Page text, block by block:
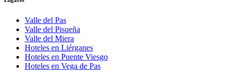
Valle del Pas
Valle del Pisueña
Valle del Miera
Hoteles en Liérganes
Hoteles en Puente Viesgo
Hoteles en Vega de Pas